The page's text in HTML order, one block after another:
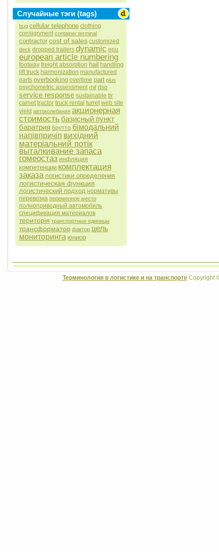
Случайные тэги (tags)
bug cellular telephone clothing
consignment container terminal
contractor cost of sales customized
deck dropped trailers dynamic epu
european article numbering
footway freight absorption hail
handling
lift truck harmonization manufactured
parts overbooking overtime part plus
psychometric assessment rhif rtso
service response sustainable tir
carnet tractor truck rental turret web site
yield автоколебания акционерная
стоимость базисный пункт
баратрия брутто бімодальний
напівпричіп вихідний
матеріальний потік
выталкивание запаса
гомеостаз инфляция
компетенции комплектация
заказа логистики определения
логистическая функция
логистический подход нормативы
перевозка переменное место
полноприводный автомобиль
спецификация материалов
територія транспортные единицы
трансформатор фактор цель
мониторинга юниор
Терминология в логистике и на транспортеCopyright